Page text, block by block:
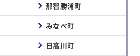
那智勝浦町
みなべ町
日高川町